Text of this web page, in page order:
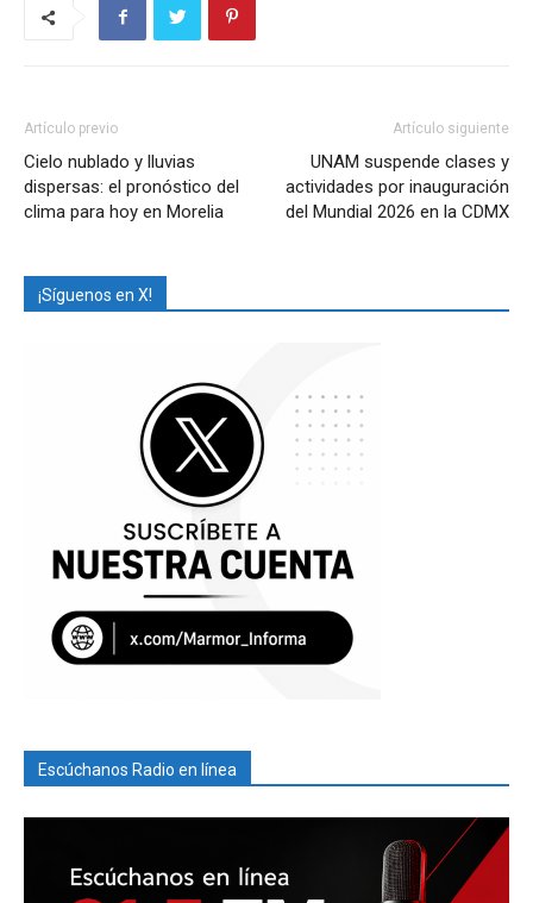
Artículo previo
Cielo nublado y lluvias
dispersas: el pronóstico del
clima para hoy en Morelia
Artículo siguiente
UNAM suspende clases y
actividades por inauguración
del Mundial 2026 en la CDMX
¡Síguenos en X!
Escúchanos Radio en línea